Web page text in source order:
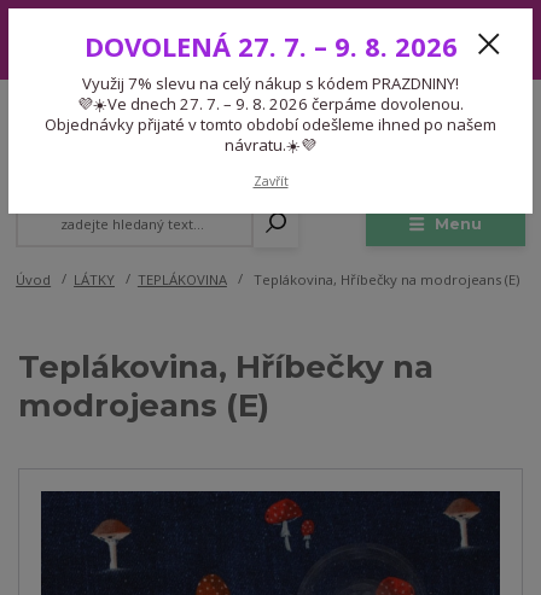
7. – 9. 8. 2026 čerpáme dovolenou. Objednávky přijaté v tomto období
odešleme ihned po našem návratu.☀️💜
Menu
CZK
Expedice 775 866 913
Po-Čt 9-15:30 Pá 9-14:30 Pauza 13-13:45
Úvod LÁTKY TEPLÁKOVINA Teplákovina, Hříbečky na modrojeans (E)
Teplákovina, Hříbečky na
modrojeans (E)
DOVOLENÁ 27. 7. – 9. 8. 2026
Využij 7% slevu na celý nákup s kódem PRAZDNINY!
💜☀️Ve dnech 27. 7. – 9. 8. 2026 čerpáme dovolenou.
Objednávky přijaté v tomto období odešleme ihned po našem
návratu.☀️💜
Zavřít